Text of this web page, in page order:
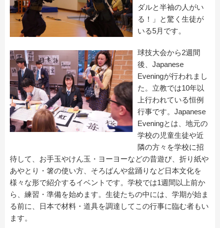
ダルと半袖の人がい
る！」と驚く生徒が
いる5月です。
球技大会から2週間
後、Japanese
Eveningが行われまし
た。立教では10年以
上行われている恒例
行事です。Japanese
Eveningとは、地元の
学校の児童生徒や近
隣の方々を学校に招
待して、お手玉やけん玉・ヨーヨーなどの昔遊び、折り紙や
あやとり・箸の使い方、そろばんや盆踊りなど日本文化を
様々な形で紹介するイベントです。学校では1週間以上前か
ら、練習・準備を始めます。生徒たちの中には、学期が始ま
る前に、日本で材料・道具を調達してこの行事に臨む者もい
ます。